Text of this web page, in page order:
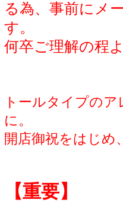
る為、事前にメ
す。
何卒ご理解の程
トールタイプの
に。
開店御祝をはじめ
【重要】